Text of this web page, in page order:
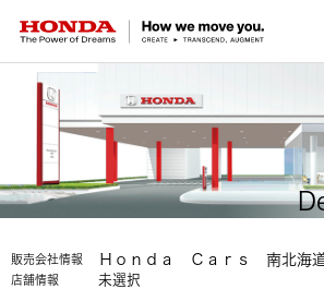
販売会社情報 Ｈｏｎｄａ Ｃａｒｓ 南北海
店舗情報 未選択